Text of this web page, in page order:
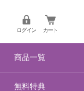
ログイン カート
商品一覧
無料特典